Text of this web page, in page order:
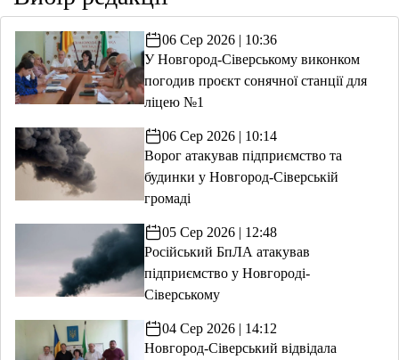
06 Сер 2026 | 10:36
У Новгород-Сіверському виконком
погодив проєкт сонячної станції для
ліцею №1
06 Сер 2026 | 10:14
Ворог атакував підприємство та
будинки у Новгород-Сіверській
громаді
05 Сер 2026 | 12:48
Російський БпЛА атакував
підприємство у Новгороді-
Сіверському
04 Сер 2026 | 14:12
Новгород-Сіверський відвідала